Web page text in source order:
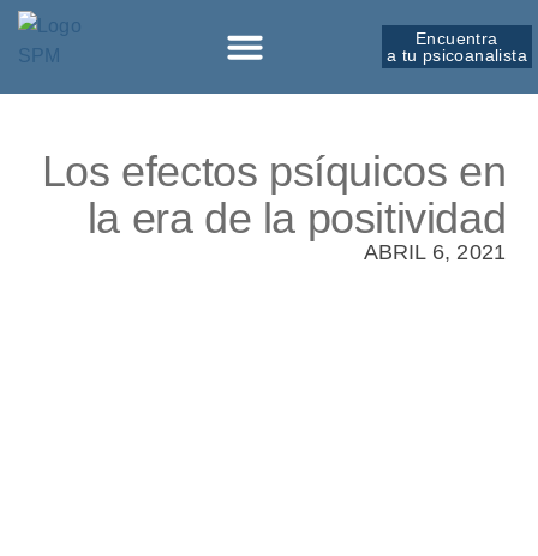
Encuentra
a tu psicoanalista
Los efectos psíquicos en
la era de la positividad
ABRIL 6, 2021